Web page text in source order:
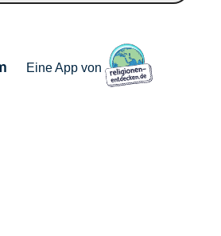
Eine App von